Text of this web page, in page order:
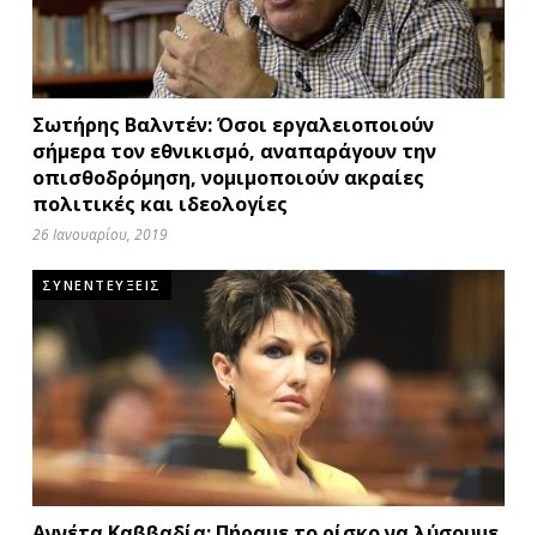
Σωτήρης Βαλντέν: Όσοι εργαλειοποιούν
σήμερα τον εθνικισμό, αναπαράγουν την
οπισθοδρόμηση, νομιμοποιούν ακραίες
πολιτικές και ιδεολογίες
26 Ιανουαρίου, 2019
ΣΥΝΕΝΤΕΥΞΕΙΣ